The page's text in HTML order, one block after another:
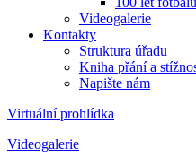
Videogalerie
Kontakty
Struktura úřadu
Kniha přání a
Napište nám
Virtuální prohlídka
Videogalerie